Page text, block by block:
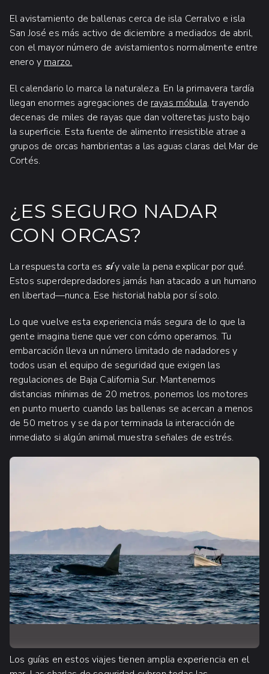
El avistamiento de ballenas cerca de isla Cerralvo e isla
San José es más activo de diciembre a mediados de abril,
con el mayor número de avistamientos normalmente entre
enero y marzo.
El calendario lo marca la naturaleza. En la primavera tardía
llegan enormes agregaciones de rayas móbula, trayendo
decenas de miles de rayas que dan volteretas justo bajo
la superficie. Esta fuente de alimento irresistible atrae a
grupos de orcas hambrientas a las aguas claras del Mar de
Cortés.
¿ES SEGURO NADAR
CON ORCAS?
La respuesta corta es síy vale la pena explicar por qué.
Estos superdepredadores jamás han atacado a un humano
en libertad—nunca. Ese historial habla por sí solo.
Lo que vuelve esta experiencia más segura de lo que la
gente imagina tiene que ver con cómo operamos. Tu
embarcación lleva un número limitado de nadadores y
todos usan el equipo de seguridad que exigen las
regulaciones de Baja California Sur. Mantenemos
distancias mínimas de 20 metros, ponemos los motores
en punto muerto cuando las ballenas se acercan a menos
de 50 metros y se da por terminada la interacción de
inmediato si algún animal muestra señales de estrés.
Los guías en estos viajes tienen amplia experiencia en el